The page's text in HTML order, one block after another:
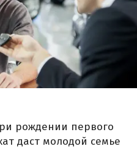
рождении первого
даст молодой семье